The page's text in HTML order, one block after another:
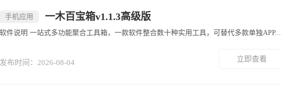
手机应用 一木百宝箱v1.1.3高级版
软件说明 一站式多功能聚合工具箱，一款软件整合数十种实用工具，可替代多款单独APP...
发布时间：2026-08-04 立即查看